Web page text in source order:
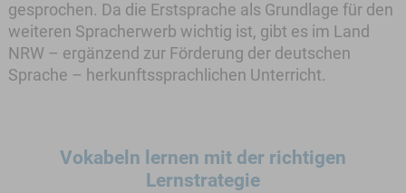
gesprochen. Da die Erstsprache als Grundlage für den
weiteren Spracherwerb wichtig ist, gibt es im Land
NRW – ergänzend zur Förderung der deutschen
Sprache – herkunftssprachlichen Unterricht.
Vokabeln lernen mit der richtigen
Lernstrategie